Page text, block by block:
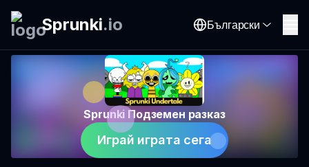
Sprunki.io Български
Sprunki Подземен разказ
Играй играта сега